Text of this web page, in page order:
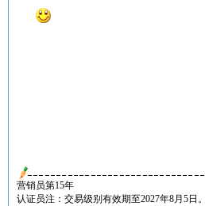
营销员第15年
认证员注：交易级别有效期至2027年8月5日